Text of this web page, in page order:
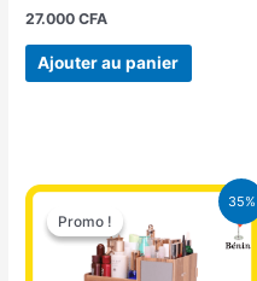
27.000CFA
Ajouter au panier
35%
Promo !
Promo !
Le
prix
initial
était :
12.400 CFA.
Le
actuel
est :
8.000 CFA.